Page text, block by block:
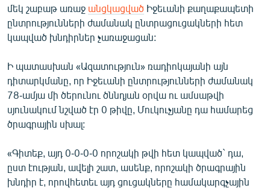
Русский
ՀԵՏԵՎԵՔ ՄԵԶ
«Ազատության» բոլոր կայքերը
մեկ շաբաթ առաջ անցկացված Իջեւանի քաղաքապետի
ընտրությունների ժամանակ ընտրացուցակների հետ
կապված խնդիրներ չառաջացան:
Ի պատասխան «Ազատություն» ռադիոկայանի այն
դիտարկմանը, որ Իջեւանի ընտրությունների ժամանակ
78-ամյա մի ծերունու ծննդյան օրվա ու ամսաթվի
սյունակում նշված էր 0 թիվը, Մուկուչյանը դա համարեց
ծրագրային սխալ:
«Գիտեք, այդ 0-0-0-0 որոշակի թվի հետ կապված` դա,
ըստ էության, ավելի շատ, ասենք, որոշակի ծրագրային
խնդիր է, որովհետեւ այդ ցուցակները համակարգչային